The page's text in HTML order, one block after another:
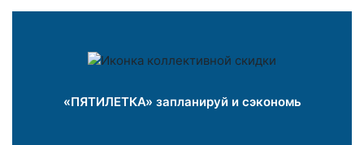
«ПЯТИЛЕТКА» запланируй и сэкономь